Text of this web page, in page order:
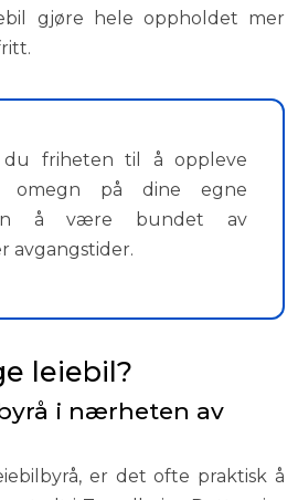
gjøre hele oppholdet mer
friheten til å oppleve
omegn på dine egne
å være bundet av
avgangstider.
leiebil?
i nærheten av
er det ofte praktisk å